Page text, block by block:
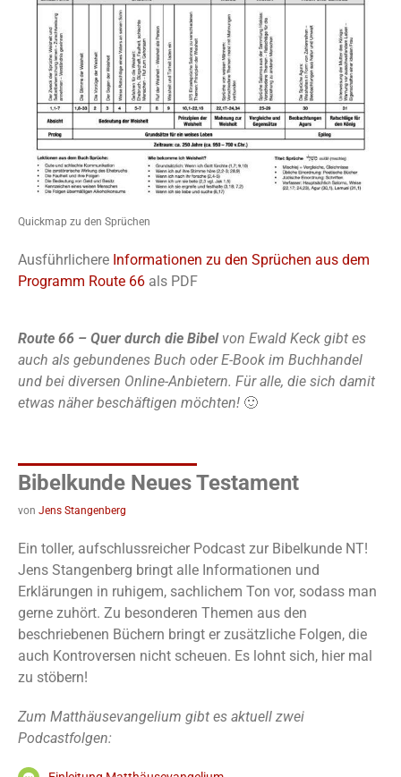
Quickmap zu den Sprüchen
Ausführlichere Informationen zu den Sprüchen aus dem
Programm Route 66 als PDF
Route 66 – Quer durch die Bibel von Ewald Keck gibt es
auch als gebundenes Buch oder E-Book im Buchhandel
und bei diversen Online-Anbietern. Für alle, die sich damit
etwas näher beschäftigen möchten! 🙂
Bibelkunde Neues Testament
von Jens Stangenberg
Ein toller, aufschlussreicher Podcast zur Bibelkunde NT!
Jens Stangenberg bringt alle Informationen und
Erklärungen in ruhigem, sachlichem Ton vor, sodass man
gerne zuhört. Zu besonderen Themen aus den
beschriebenen Büchern bringt er zusätzliche Folgen, die
auch Kontroversen nicht scheuen. Es lohnt sich, hier mal
zu stöbern!
Zum Matthäusevangelium gibt es aktuell zwei
Podcastfolgen: